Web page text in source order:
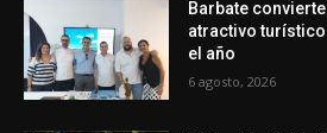
Barbate
atractivo
el año
6 agosto, 2026